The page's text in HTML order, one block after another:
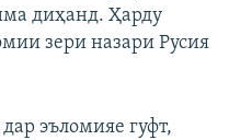
диҳанд. Ҳарду
зери назари Русия
эъломияе гуфт,